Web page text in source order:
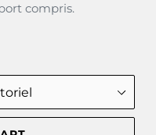
compris.